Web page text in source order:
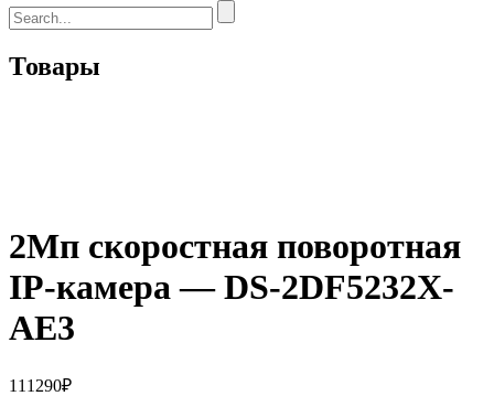
Товары
2Мп скоростная поворотная
IP-камера — DS-2DF5232X-
AE3
111290₽